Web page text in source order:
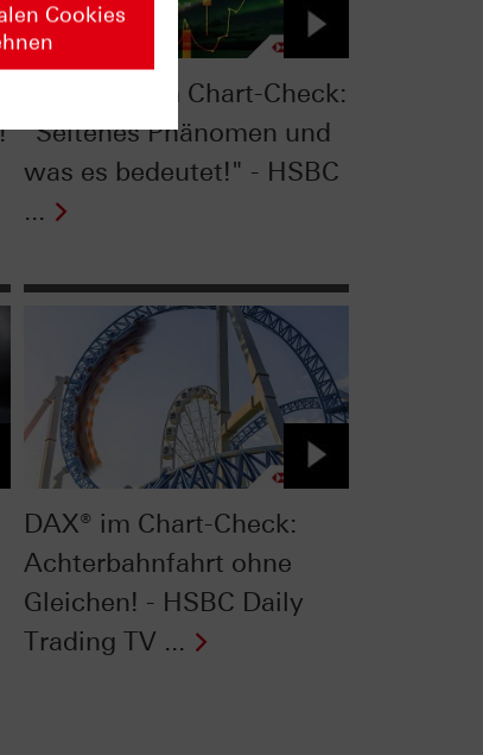
S&P 500® im Chart-Check:
"Seltenes Phänomen und
was es bedeutet!" - HSBC
...
DAX® im Chart-Check:
Achterbahnfahrt ohne
Gleichen! - HSBC Daily
Trading TV ...
Cookies